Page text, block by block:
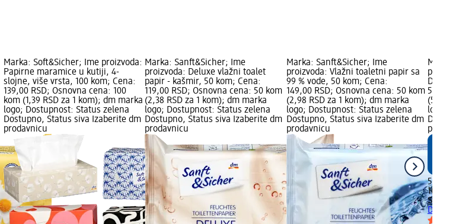
Marka: Soft&Sicher; Ime proizvoda:
Papirne maramice u kutiji, 4-
slojne, više vrsta, 100 kom; Cena:
139,00 RSD; Osnovna cena: 100
kom (1,39 RSD za 1 kom); dm marka
logo; Dostupnost: Status zelena
Dostupno, Status siva Izaberite dm
prodavnicu
Marka: Sanft&Sicher; Ime
proizvoda: Deluxe vlažni toalet
papir - kašmir, 50 kom; Cena:
119,00 RSD; Osnovna cena: 50 kom
(2,38 RSD za 1 kom); dm marka
logo; Dostupnost: Status zelena
Dostupno, Status siva Izaberite dm
prodavnicu
Marka: Sanft&Sicher; Ime
proizvoda: Vlažni toaletni papir sa
99 % vode, 50 kom; Cena:
149,00 RSD; Osnovna cena: 50 kom
(2,98 RSD za 1 kom); dm marka
logo; Dostupnost: Status zelena
Dostupno, Status siva Izaberite dm
prodavnicu
Marka:
proizvoda:
Deluxe -
59,00 RSD;
(5,90 RSD
logo;
Dostupno,
prodavnicu
59,00 RSD
10 kom
Deluxe -